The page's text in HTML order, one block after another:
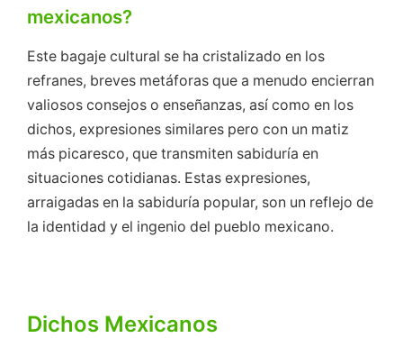
mexicanos?
Este bagaje cultural se ha cristalizado en los
refranes, breves metáforas que a menudo encierran
valiosos consejos o enseñanzas, así como en los
dichos, expresiones similares pero con un matiz
más picaresco, que transmiten sabiduría en
situaciones cotidianas. Estas expresiones,
arraigadas en la sabiduría popular, son un reflejo de
la identidad y el ingenio del pueblo mexicano.
Dichos Mexicanos